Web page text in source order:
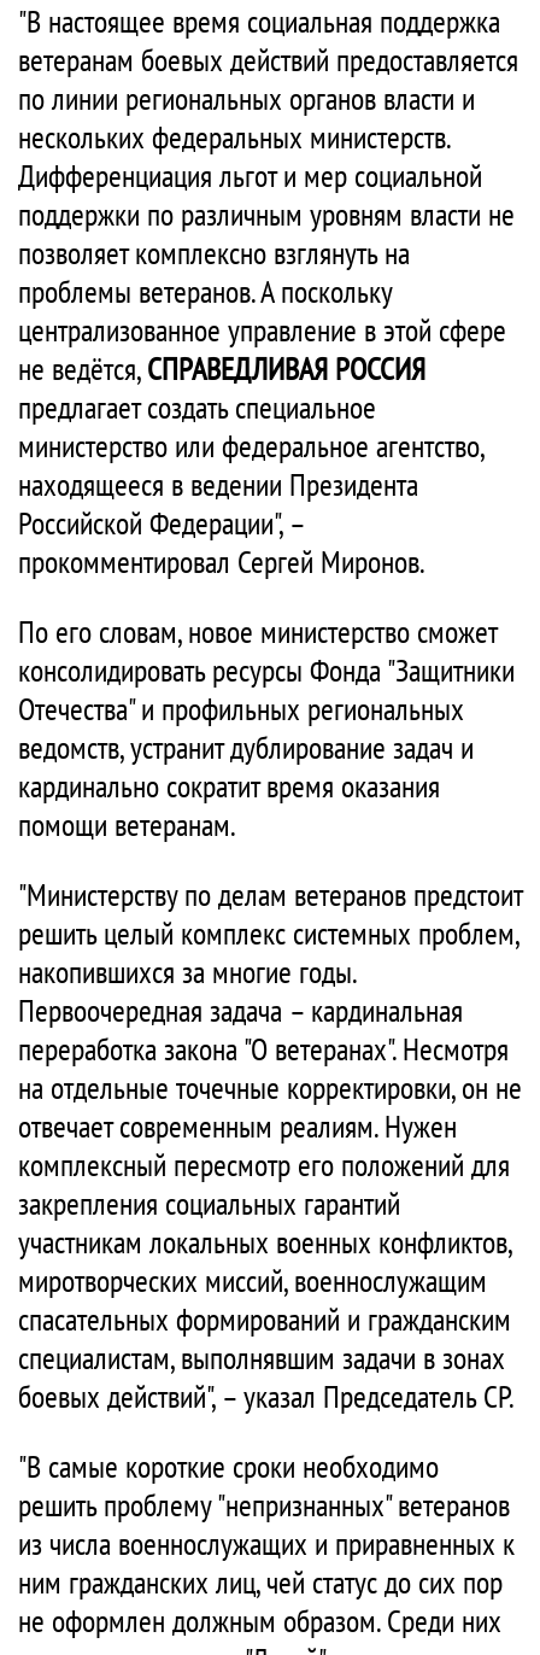
"В настоящее время социальная поддержка
ветеранам боевых действий предоставляется
по линии региональных органов власти и
нескольких федеральных министерств.
Дифференциация льгот и мер социальной
поддержки по различным уровням власти не
позволяет комплексно взглянуть на
проблемы ветеранов. А поскольку
централизованное управление в этой сфере
не ведётся,СПРАВЕДЛИВАЯ РОССИЯ
предлагает создать специальное
министерство или федеральное агентство,
находящееся в ведении Президента
Российской Федерации", –
прокомментировал Сергей Миронов.
По его словам, новое министерство сможет
консолидировать ресурсы Фонда "Защитники
Отечества" и профильных региональных
ведомств, устранит дублирование задач и
кардинально сократит время оказания
помощи ветеранам.
"Министерству по делам ветеранов предстоит
решить целый комплекс системных проблем,
накопившихся за многие годы.
Первоочередная задача – кардинальная
переработка закона "О ветеранах". Несмотря
на отдельные точечные корректировки, он не
отвечает современным реалиям. Нужен
комплексный пересмотр его положений для
закрепления социальных гарантий
участникам локальных военных конфликтов,
миротворческих миссий, военнослужащим
спасательных формирований и гражданским
специалистам, выполнявшим задачи в зонах
боевых действий", – указал Председатель СР.
"В самые короткие сроки необходимо
решить проблему "непризнанных" ветеранов
из числа военнослужащих и приравненных к
ним гражданских лиц, чей статус до сих пор
не оформлен должным образом. Среди них